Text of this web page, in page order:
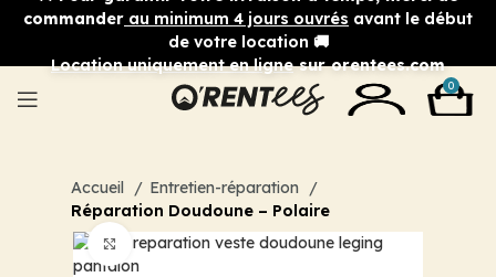
commander au minimum 4 jours ouvrés avant le début
de votre location 🚚
Location uniquement en lignesur orentees.com
0
Accueil
Entretien-réparation
Réparation Doudoune – Polaire
Cliquez pour agrandir